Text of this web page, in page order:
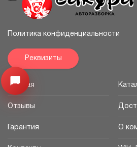
Открыть меню
Политика конфиденциальности
Реквизиты
Главная
Отзывы
Гарантия О